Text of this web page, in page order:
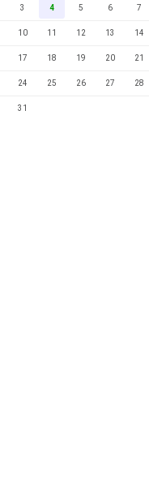
3 4 5 6 7
10 11 12 13 14
17 18 19 20 21
24 25 26 27 28
31